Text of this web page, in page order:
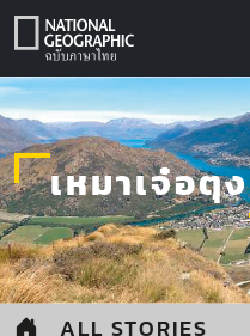
Skip
เหมาเจ๋อตุง
ALL STORIES